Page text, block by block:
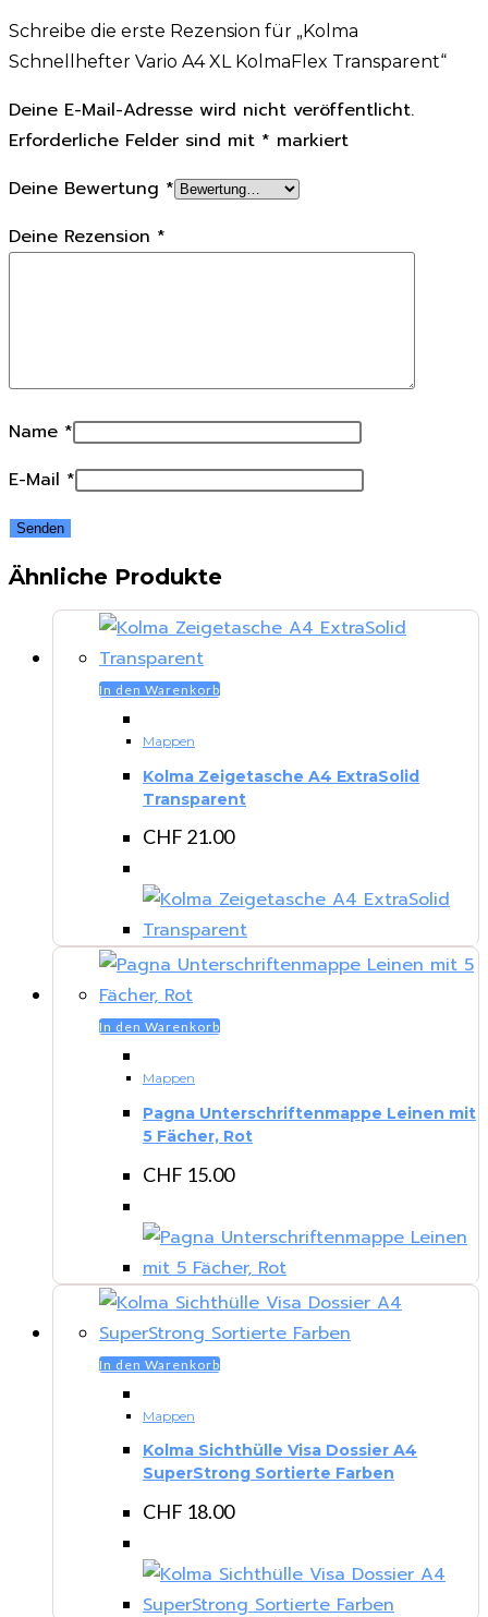
Schreibe die erste Rezension für „Kolma
Schnellhefter Vario A4 XL KolmaFlex Transparent“
Deine E-Mail-Adresse wird nicht veröffentlicht.
Erforderliche Felder sind mit * markiert
Deine Bewertung *
Deine Rezension *
Name *
E-Mail *
Ähnliche Produkte
In den Warenkorb
Mappen
Kolma Zeigetasche A4 ExtraSolid
Transparent
CHF 21.00
In den Warenkorb
Mappen
Pagna Unterschriftenmappe Leinen mit
5 Fächer, Rot
CHF 15.00
In den Warenkorb
Mappen
Kolma Sichthülle Visa Dossier A4
SuperStrong Sortierte Farben
CHF 18.00